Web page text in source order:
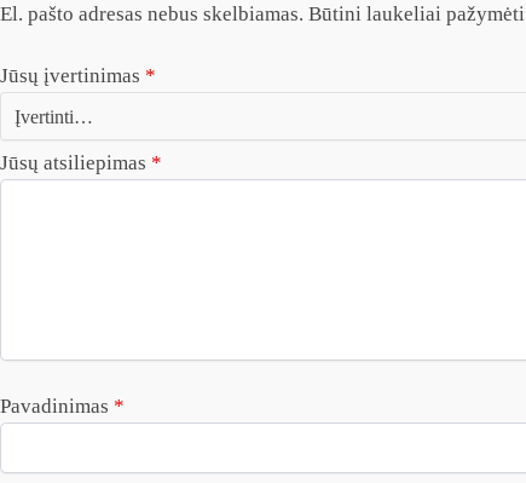
El. pašto adresas nebus skelbiamas. Būtini laukeliai pažymėti
Jūsų įvertinimas *
Jūsų atsiliepimas *
Pavadinimas *